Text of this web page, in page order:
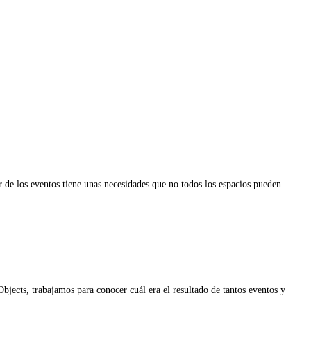
los eventos tiene unas necesidades que no todos los espacios pueden
trabajamos para conocer cuál era el resultado de tantos eventos y